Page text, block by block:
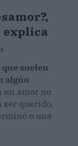
explica
suelen
algún
un amor no
ser querido,
o una